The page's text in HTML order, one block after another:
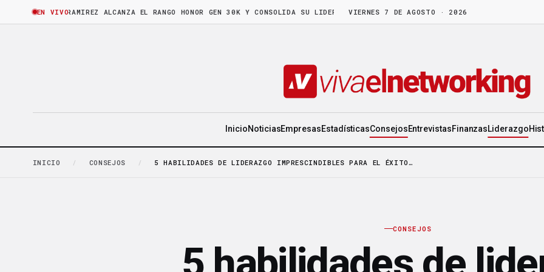
EN VIVO
BRUNO RAMIREZ ALCANZA EL RANGO HONOR GEN 30K Y CONSOLIDA SU LIDERAZGO EN WORLD GEN·LA FRUTA MADURA NO ESPERA: HAY
VIERNES 7 DE AGOSTO · 2026
InicioNoticiasEmpresasEstadísticasConsejosEntrevistasFinanzasLiderazgo
INICIO / CONSEJOS / 5 HABILIDADES DE LIDERAZGO IMPRESCINDIBLES PARA EL ÉXITO…
CONSEJOS